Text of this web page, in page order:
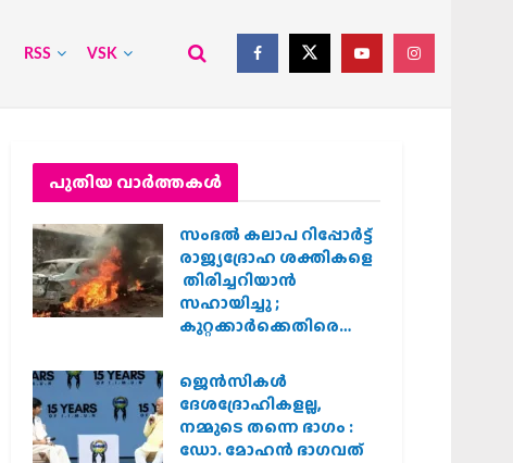
RSS VSK
പുതിയ വാര്‍ത്തകള്‍
സംഭൽ കലാപ റിപ്പോർട്ട്
രാജ്യദ്രോഹ ശക്തികളെ
തിരിച്ചറിയാൻ
സഹായിച്ചു ;
കുറ്റക്കാർക്കെതിരെ
വേണമെന്ന് വിശ്വഹിന്ദു
പരിഷത്ത്
ജെന്‍സികള്‍
ദേശദ്രോഹികളല്ല,
നമ്മുടെ തന്നെ ഭാഗം :
ഡോ. മോഹന്‍ ഭാഗവത്